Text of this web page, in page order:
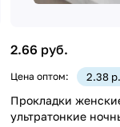
2.66 руб.
Цена оптом: 2.38
Прокладки